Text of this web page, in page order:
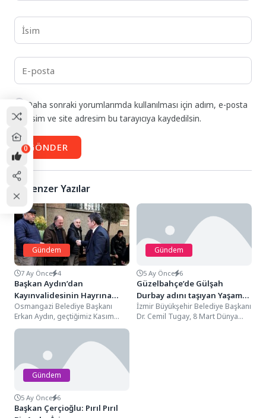
Daha sonraki yorumlarımda kullanılması için adım, e-posta
adresim ve site adresim bu tarayıcıya kaydedilsin.
GÖNDER
Benzer Yazılar
Gündem
7 Ay Önce 4
Başkan Aydın’dan
Kayınvalidesinin Hayrına
Lokma İkramı
Osmangazi Belediye Başkanı
Erkan Aydın, geçtiğimiz Kasım
ayında hayatını kaybeden
Gündem
5 Ay Önce 6
Güzelbahçe’de Gülşah
Durbay adını taşıyan Yaşam
Merkezi açıldı
İzmir Büyükşehir Belediye Başkanı
Dr. Cemil Tugay, 8 Mart Dünya
Gündem
5 Ay Önce 6
Başkan Çerçioğlu: Pırıl Pırıl
0